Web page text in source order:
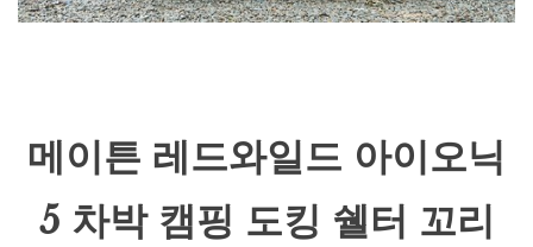
메이튼 레드와일드 아이오닉
5 차박 캠핑 도킹 쉘터 꼬리